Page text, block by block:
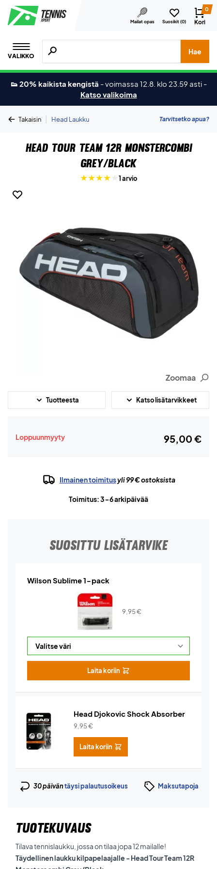
Mailat opas Suosikit (0)
0
Kori
VALIKKO
Hae tuotteita, merkkejä jne.
Hae
👟 20% kaikista kengistä -voimassa 12.8. klo 23.59 asti -
Katso valikoima
Takaisin | Head Laukku Tarvitsetko apua?
Head Tour Team 12R Monstercombi
Grey/Black
1 arvio
Zoomaa
Tuotteesta Katso lisätarvikkeet
Loppuunmyyty 95,00 €
Ilmainen toimitusyli 99 € ostoksista
Toimitus: 3-6 arkipäivää
SUOSITTU LISÄTARVIKE
Wilson Sublime 1-pack
9,95€
Laita koriin
Head Djokovic Shock Absorber
9,95€
Laita koriin
30 päiväntäysi palautusoikeus Maksutapoja
TUOTEKUVAUS
Tilava tennislaukku, jossa on tilaa jopa 12 mailalle!
Täydellinen laukku kilpapelaajalle - Head Tour Team 12R